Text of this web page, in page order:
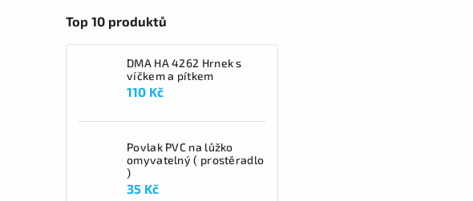
Top 10 produktů
DMA HA 4262 Hrnek s
víčkem a pítkem
110 Kč
Povlak PVC na lůžko
omyvatelný ( prostěradlo
)
35 Kč